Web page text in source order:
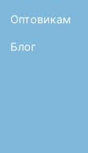
Оптовикам
Блог